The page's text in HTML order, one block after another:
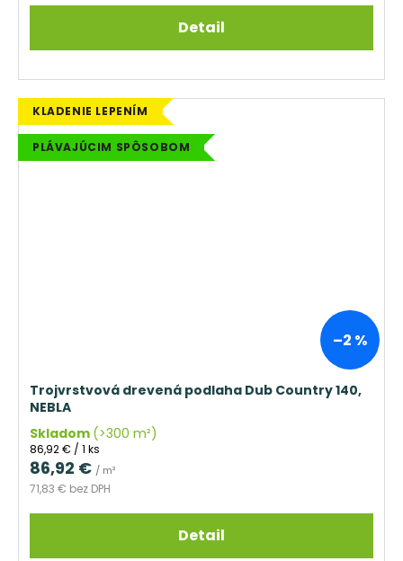
Detail
KLADENIE LEPENÍM
PLÁVAJÚCIM SPÔSOBOM
–2 %
Trojvrstvová drevená podlaha Dub Country 140,
NEBLA
Skladom (>300 m²)
71,83 € bez DPH
86,92 € / m²
Jednotková
cena:
86,92 € / 1 ks
Detail